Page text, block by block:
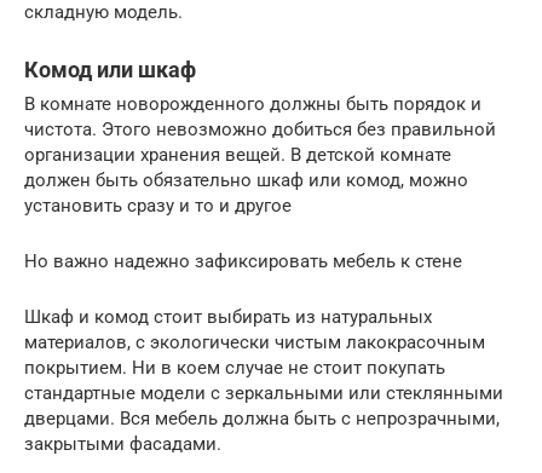
складную модель.
Комод или шкаф
В комнате новорожденного должны быть порядок и
чистота. Этого невозможно добиться без правильной
организации хранения вещей. В детской комнате
должен быть обязательно шкаф или комод, можно
установить сразу и то и другое
Но важно надежно зафиксировать мебель к стене
Шкаф и комод стоит выбирать из натуральных
материалов, с экологически чистым лакокрасочным
покрытием. Ни в коем случае не стоит покупать
стандартные модели с зеркальными или стеклянными
дверцами. Вся мебель должна быть с непрозрачными,
закрытыми фасадами.